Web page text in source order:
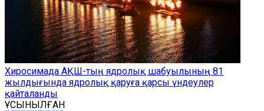
Хиросимада АҚШ-тың ядролық шабуылының 81
жылдығында ядролық қаруға қарсы үндеулер
қайталанды
ҰСЫНЫЛҒАН